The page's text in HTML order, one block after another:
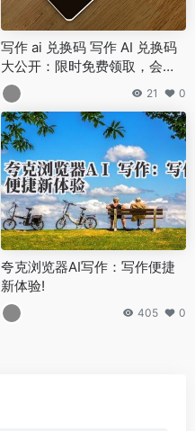
写作 ai 兑换码 写作 AI 兑换码
大公开：限时免费领取，会员
权益免费体验！
21 0
夸克浏览器AI写作：写作便捷
新体验!
405 0